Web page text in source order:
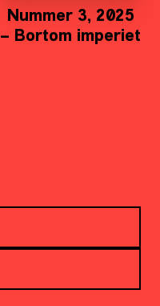
Nummer 3, 2025
– Bortom imperiet